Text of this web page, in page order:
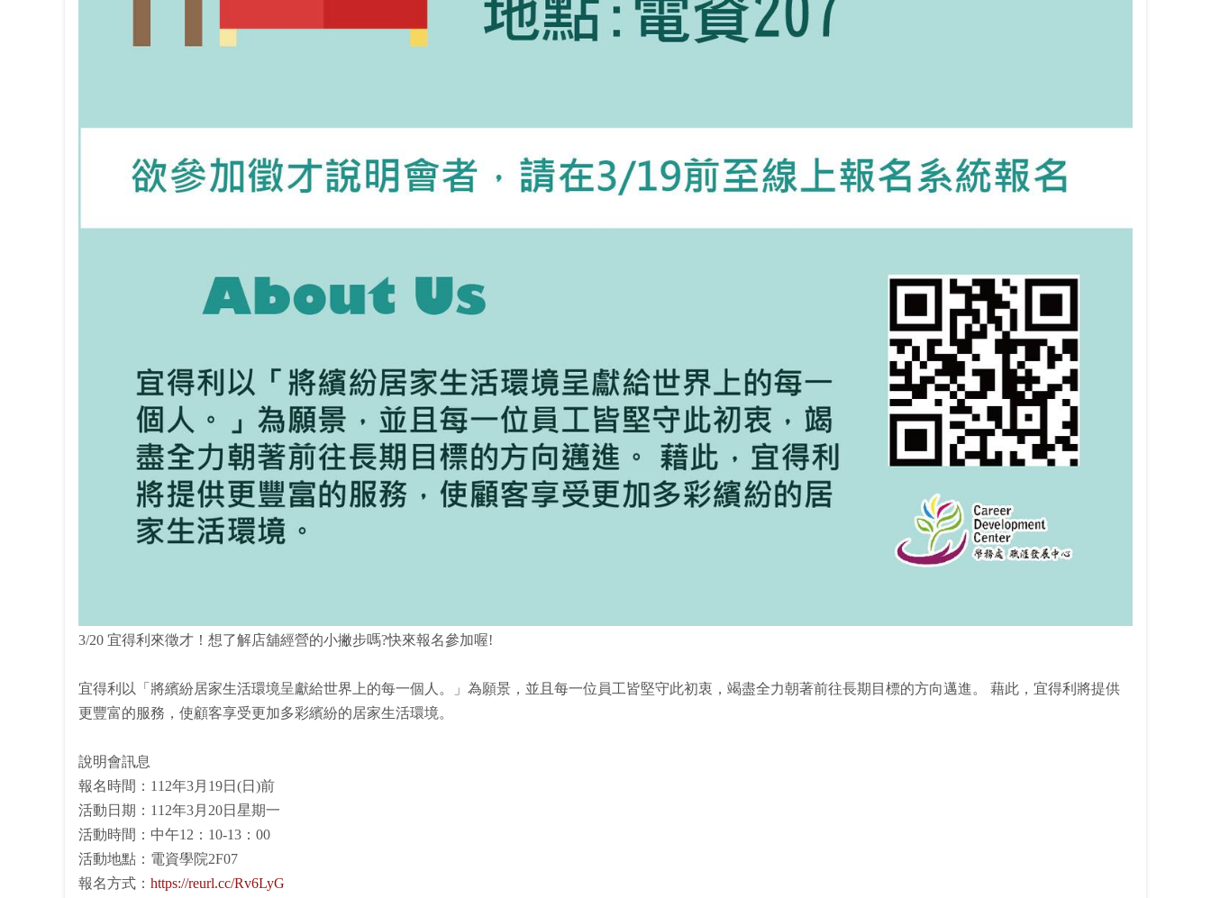
3/20 宜得利來徵才！想了解店舖經營的小撇步嗎?快來報名參加喔!
宜得利以「將繽紛居家生活環境呈獻給世界上的每一個人。」為願景，並且每一位員工皆堅守此初衷，竭盡全力朝著前往長期目標的方向邁進。 藉此，宜得利將提供
更豐富的服務，使顧客享受更加多彩繽紛的居家生活環境。
說明會訊息
報名時間：112年3月19日(日)前
活動日期：112年3月20日星期一
活動時間：中午12：10-13：00
活動地點：電資學院2F07
報名方式： https://reurl.cc/Rv6LyG